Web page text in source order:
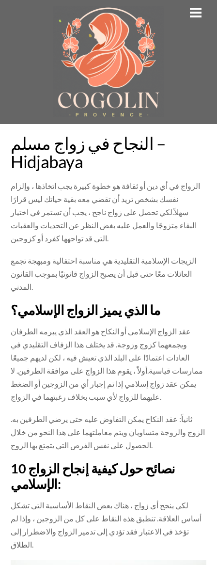
النجاح في زواج مسلم –
Hidjabaya
الزواج في أي دين أو ثقافة هو خطوة كبيرة يجب اتخاذها ، وإلزام
نفسك بشخص تريد أن تقضي معه بقية حياتك ليس قرارًا
سهلاً.لكي تحصل على زواج ناجح ، يجب أن تستمر في اختيار
البقاء متزوجًا والعمل عليه بغض النظر عن التحديات والعقبات
الزيجات الإسلامية التقليدية هي مناسبة احتفالية ومبهجة تجمع
العائلات معًا حتى قبل أن يصبح الزواج قانونيًا بموجب القانون
المدني.
ما الذي يميز الزواج الإسلامي؟
عقد الزواج الإسلامي أو النكاح هو العقد الذي يبرمه الطرفان
ويجمعهما كزوج وزوجة. قد يختلف هذا الزفاف التقليدي في
العادات اعتمادًا على البلد الذي تعيش فيه ، لكن لديهم جميعًا
ممارسات قياسية.أولاً ، يقوم هذا الزواج على موافقة الطرفين. لا
يمكن عقد زواج إسلامي إذا تم إجبار أي من الزوجين أو الضغط
ثانياً: عقد النكاح يمكن التفاوض عليه حتى يرضي الطرفين به.
الزوج والزوجة متساويان ويتم معاملتهما على هذا النحو من خلال
الحصول على نفس الفرص التي يتمتع بها الزوج.
10 نصائح حول كيفية إنجاح الزواج
الإسلامي:
لكي ينجح أي زواج ، هناك بعض النقاط الأساسية التي تشكل
أساس العلاقة. تنطبق هذه النقاط على كل من الزوجين ، وإذا لم
تؤخذ في الاعتبار فقد تؤدي إلى تدمير الزواج والاضطرار إلى